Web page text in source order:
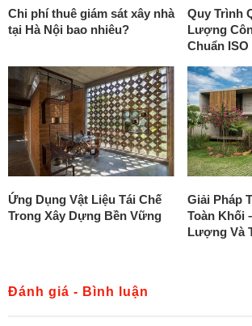
Chi phí thuê giám sát xây nhà
tại Hà Nội bao nhiêu?
Quy Trình
Lượng
Chuẩn ISO
Ứng Dụng Vật Liệu Tái Chế
Trong Xây Dựng Bền Vững
Giải Pháp
Toàn Khối
Lượng Và
Đánh giá - Bình luận